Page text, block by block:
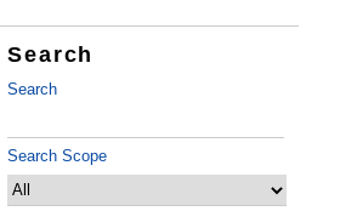
Search
Search
Search Scope